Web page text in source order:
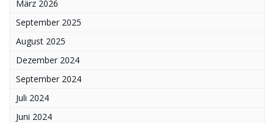
März 2026
September 2025
August 2025
Dezember 2024
September 2024
Juli 2024
Juni 2024